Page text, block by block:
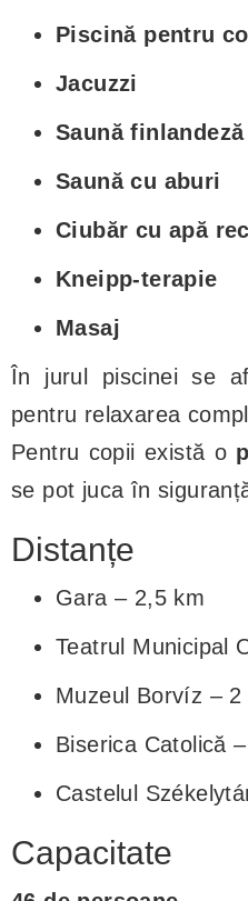
Piscină pentru
Jacuzzi
Saună finlandeză
Saună cu aburi
Ciubăr cu apă
Kneipp-terapie
Masaj
În jurul piscinei se
pentru relaxarea
Pentru copii există o
se pot juca în
Distanțe
Gara – 2,5 km
Teatrul Municipal
Muzeul Borvíz – 2
Biserica Catolică
Castelul
Capacitate